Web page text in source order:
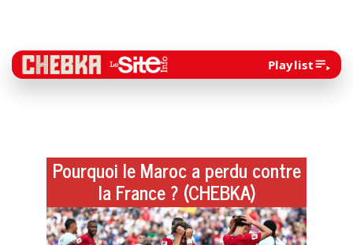
Playlist
Pourquoi le Maroc a perdu contre
la France ? (CHEBKA)